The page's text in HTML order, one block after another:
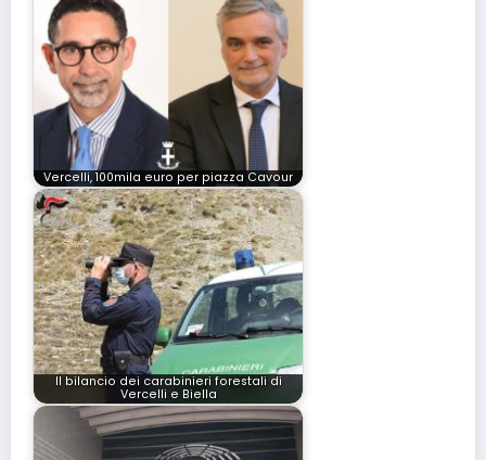
Vercelli, 100mila euro per piazza Cavour
Il bilancio dei carabinieri forestali di
Vercelli e Biella